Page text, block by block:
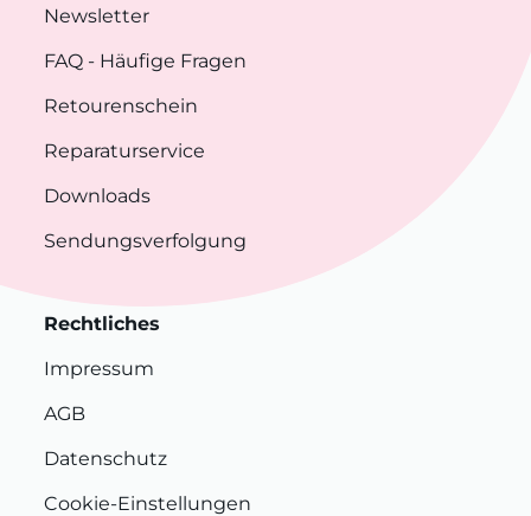
Newsletter
FAQ - Häufige Fragen
Retourenschein
Reparaturservice
Downloads
Sendungsverfolgung
Rechtliches
Impressum
AGB
Datenschutz
Cookie-Einstellungen